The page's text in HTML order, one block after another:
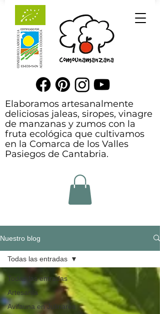
Elaboramos artesanalmente
deliciosas jaleas, siropes, vinagre
de manzanas y zumos con la
fruta ecológica que cultivamos
en la Comarca de los Valles
Pasiegos de Cantabria.
Nuestro blog
Todas las entradas
Artesanía
Avifauna en Julinares
Todas las entradas